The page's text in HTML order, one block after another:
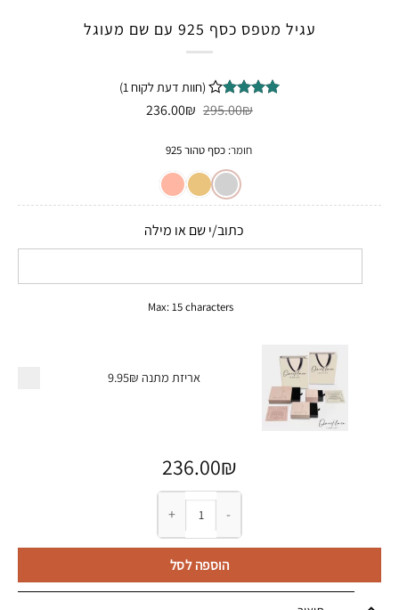
עגיל מטפס כסף 925 עם שם מעוגל
מדורג4
דירוגים
(חוות דעת לקוח 1
)
295.00₪ המחיר
295.00₪.
236.00₪ המחיר
חומר:כסף טהור 925
כתוב/י שם או מילה
Max: 15 characters
אריזת מתנה 9.95₪
236.00₪
כמות של עגיל מטפס כסף 925 עם שם מעוגל
הוספה לסל